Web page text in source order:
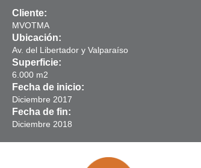
Cliente:
MVOTMA
Ubicación:
Av. del Libertador y Valparaíso
Superficie:
6.000 m2
Fecha de inicio:
Diciembre 2017
Fecha de fin:
Diciembre 2018